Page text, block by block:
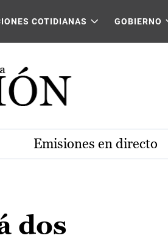
COTIDIANAS GOBIERNO
Emisiones en directo
dos